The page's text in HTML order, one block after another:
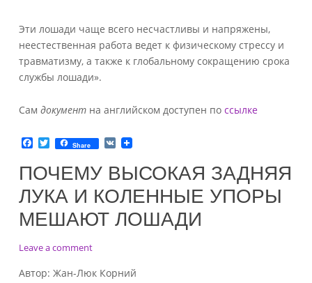
Эти лошади чаще всего несчастливы и напряжены,
неестественная работа ведет к физическому стрессу и
травматизму, а также к глобальному сокращению срока
службы лошади».
Сам документна английском доступен по ссылке
F
c
e
b
o
o
T
w
i
t
t
e
r
Share V
ПОЧЕМУ ВЫСОКАЯ ЗАДНЯЯ
ЛУКА И КОЛЕННЫЕ УПОРЫ
МЕШАЮТ ЛОШАДИ
Leave a commenton
высокая
Автор: Жан-Люк Корний